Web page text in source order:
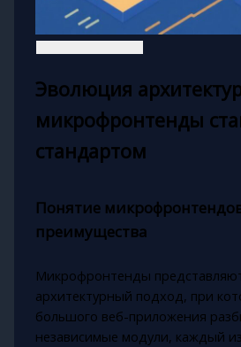
Эволюция
микрофронтенды
стандартом
Понятие
преимущества
Микрофронтенды
архитектурный подход, при
большого веб-приложения
независимые модули, каждый